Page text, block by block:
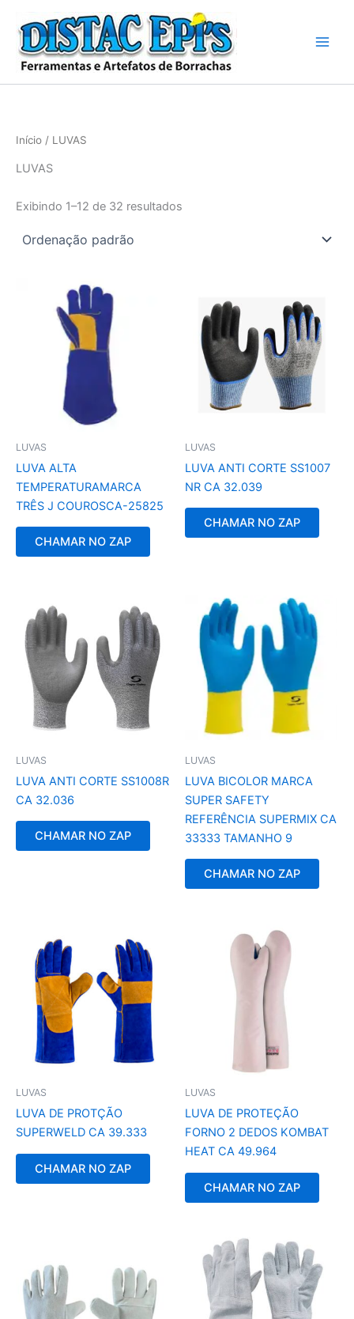
para
conteúdo
Início / LUVAS
LUVAS
Exibindo 1–12 de 32 resultados
LUVAS
LUVA ALTA
TEMPERATURAMARCA
TRÊS J COUROSCA-25825
CHAMAR NO ZAP
LUVAS
LUVA ANTI CORTE SS1007
NR CA 32.039
CHAMAR NO ZAP
LUVAS
LUVA ANTI CORTE SS1008R
CA 32.036
CHAMAR NO ZAP
LUVAS
LUVA BICOLOR MARCA
SUPER SAFETY
REFERÊNCIA SUPERMIX CA
33333 TAMANHO 9
CHAMAR NO ZAP
LUVAS
LUVA DE PROTÇÃO
SUPERWELD CA 39.333
CHAMAR NO ZAP
LUVAS
LUVA DE PROTEÇÃO
FORNO 2 DEDOS KOMBAT
HEAT CA 49.964
CHAMAR NO ZAP